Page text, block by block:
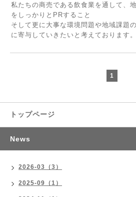
私たちの商売である飲食業を通して、
をしっかりとPRすること
そして更に大事な環境問題や地域課題
に寄与していきたいと考えております。
1
トップページ
News
2026-03（3）
2025-09（1）